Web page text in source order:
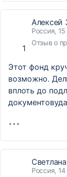
1
Алексей
Россия,
Отзыв о
Этот фонд
возможно.
вплоть до
Светлана
Россия,